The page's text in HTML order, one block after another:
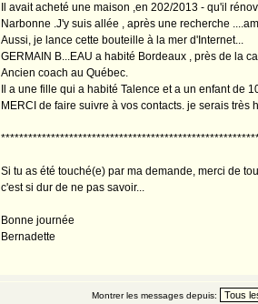
Il avait acheté une maison ,en 202/2013 - qu'il
Narbonne .J'y suis allée , après une recherche
Aussi, je lance cette bouteille à la mer d'Internet...
GERMAIN B...EAU a habité Bordeaux , près de la
Ancien coach au Québec.
Il a une fille qui a habité Talence et a un enfant de
MERCI de faire suivre à vos contacts. je serais
Si tu as été touché(e) par ma demande, merci de
c'est si dur de ne pas savoir...
Bonne journée
Bernadette
Montrer les messages depuis: